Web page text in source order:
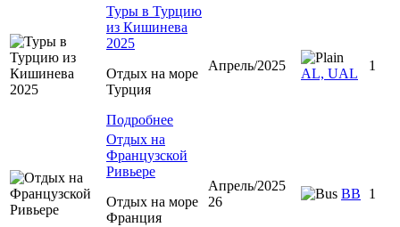
Туры в Турцию
из Кишинева
2025
Отдых на море
Турция
Подробнее
Апрель/2025
AL, UAL
1
Отдых на
Французской
Ривьере
Отдых на море
Франция
Апрель/2025
26
BB 1